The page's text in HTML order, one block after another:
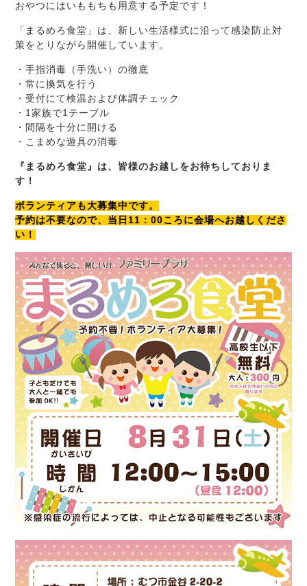
おやつにはいももちも用意する予定です！
「まるめろ食堂」は、新しい生活様式に沿って感染防止対
策をとりながら開催しています。
・手指消毒（手洗い）の徹底
・常に換気を行う
・受付にて検温および体調チェック
・1家族で1テーブル
・間隔を十分に開ける
・こまめな遊具の消毒
『まるめろ食堂』は、皆様のお越しをお待ちしておりま
す！
ボランティアも大募集中です。
予約は不要なので、当日11：00ころに会場へお越しくださ
い！